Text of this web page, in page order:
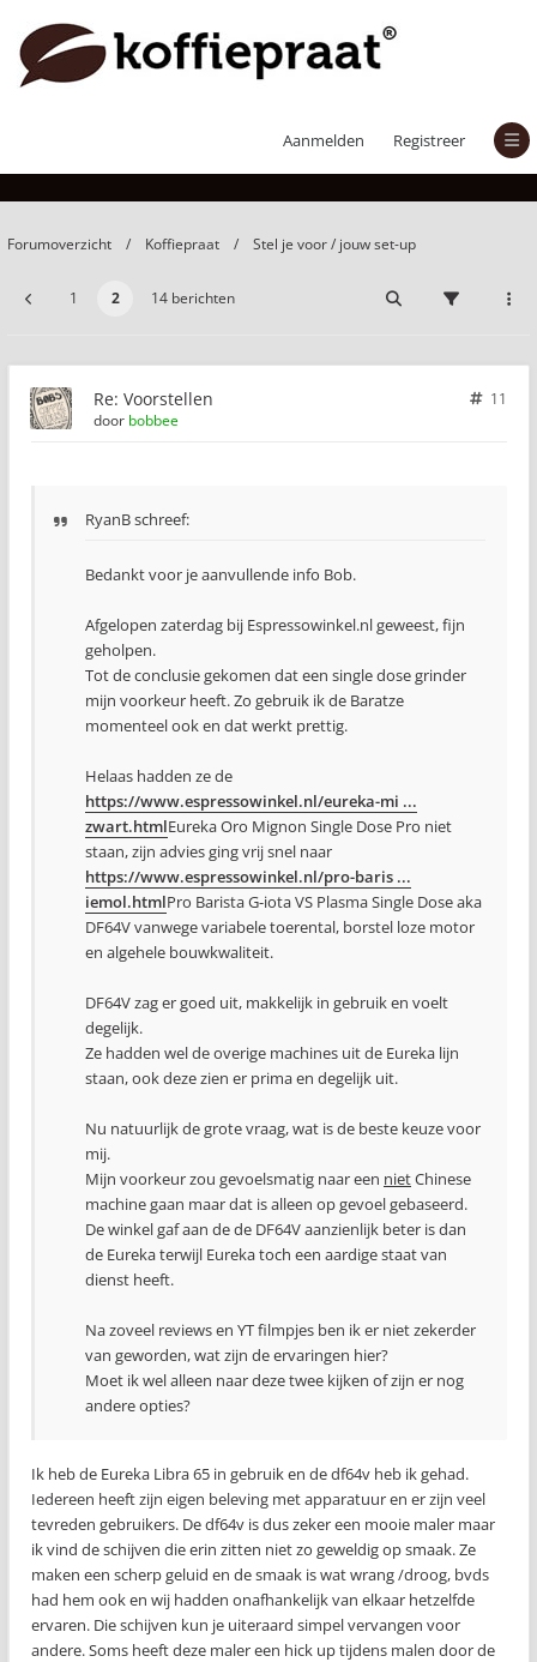
Aanmelden Registreer
Forumoverzicht Koffiepraat Stel je voor / jouw set-up
1 2 14 berichten
Re: Voorstellen
11
door bobbee
RyanB schreef:
Bedankt voor je aanvullende info Bob.
Afgelopen zaterdag bij Espressowinkel.nl geweest, fijn
geholpen.
Tot de conclusie gekomen dat een single dose grinder
mijn voorkeur heeft. Zo gebruik ik de Baratze
momenteel ook en dat werkt prettig.
Helaas hadden ze de
https://www.espressowinkel.nl/eureka-mi ...
zwart.htmlEureka Oro Mignon Single Dose Pro niet
staan, zijn advies ging vrij snel naar
https://www.espressowinkel.nl/pro-baris ...
iemol.htmlPro Barista G-iota VS Plasma Single Dose aka
DF64V vanwege variabele toerental, borstel loze motor
en algehele bouwkwaliteit.
DF64V zag er goed uit, makkelijk in gebruik en voelt
degelijk.
Ze hadden wel de overige machines uit de Eureka lijn
staan, ook deze zien er prima en degelijk uit.
Nu natuurlijk de grote vraag, wat is de beste keuze voor
mij.
Mijn voorkeur zou gevoelsmatig naar een nietChinese
machine gaan maar dat is alleen op gevoel gebaseerd.
De winkel gaf aan de de DF64V aanzienlijk beter is dan
de Eureka terwijl Eureka toch een aardige staat van
dienst heeft.
Na zoveel reviews en YT filmpjes ben ik er niet zekerder
van geworden, wat zijn de ervaringen hier?
Moet ik wel alleen naar deze twee kijken of zijn er nog
andere opties?
Ik heb de Eureka Libra 65 in gebruik en de df64v heb ik gehad.
Iedereen heeft zijn eigen beleving met apparatuur en er zijn veel
tevreden gebruikers. De df64v is dus zeker een mooie maler maar
ik vind de schijven die erin zitten niet zo geweldig op smaak. Ze
maken een scherp geluid en de smaak is wat wrang /droog, bvds
had hem ook en wij hadden onafhankelijk van elkaar hetzelfde
ervaren. Die schijven kun je uiteraard simpel vervangen voor
andere. Soms heeft deze maler een hick up tijdens malen door de